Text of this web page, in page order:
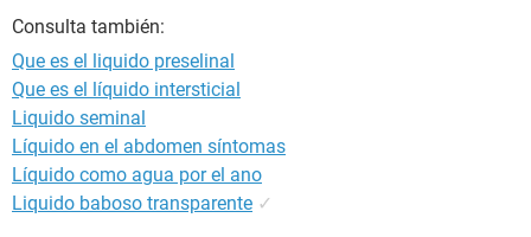
Consulta también:
Que es el liquido preselinal
Que es el líquido intersticial
Liquido seminal
Líquido en el abdomen síntomas
Líquido como agua por el ano
Liquido baboso transparente ✓